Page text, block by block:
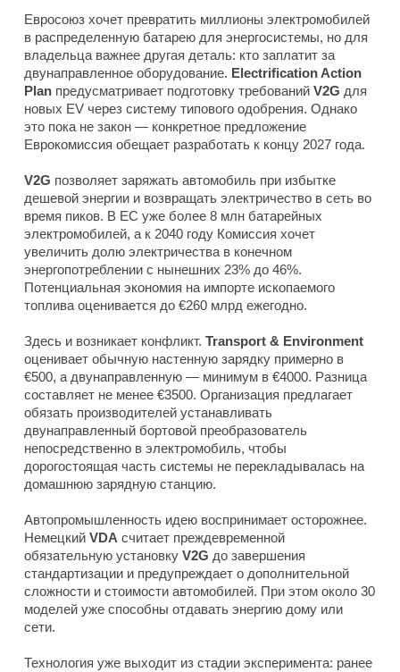
Евросоюз хочет превратить миллионы электромобилей
в распределенную батарею для энергосистемы, но для
владельца важнее другая деталь: кто заплатит за
двунаправленное оборудование. Electrification Action
Plan предусматривает подготовку требований V2G для
новых EV через систему типового одобрения. Однако
это пока не закон — конкретное предложение
Еврокомиссия обещает разработать к концу 2027 года.
V2G позволяет заряжать автомобиль при избытке
дешевой энергии и возвращать электричество в сеть во
время пиков. В ЕС уже более 8 млн батарейных
электромобилей, а к 2040 году Комиссия хочет
увеличить долю электричества в конечном
энергопотреблении с нынешних 23% до 46%.
Потенциальная экономия на импорте ископаемого
топлива оценивается до €260 млрд ежегодно.
Здесь и возникает конфликт. Transport & Environment
оценивает обычную настенную зарядку примерно в
€500, а двунаправленную — минимум в €4000. Разница
составляет не менее €3500. Организация предлагает
обязать производителей устанавливать
двунаправленный бортовой преобразователь
непосредственно в электромобиль, чтобы
дорогостоящая часть системы не перекладывалась на
домашнюю зарядную станцию.
Автопромышленность идею воспринимает осторожнее.
Немецкий VDA считает преждевременной
обязательную установку V2G до завершения
стандартизации и предупреждает о дополнительной
сложности и стоимости автомобилей. При этом около 30
моделей уже способны отдавать энергию дому или
сети.
Технология уже выходит из стадии эксперимента: ранее